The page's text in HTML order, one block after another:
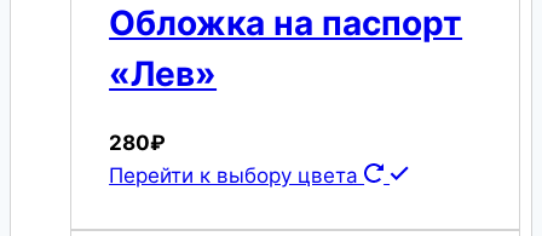
Обложка на паспорт
«Лев»
280₽
Перейти к выбору цвета